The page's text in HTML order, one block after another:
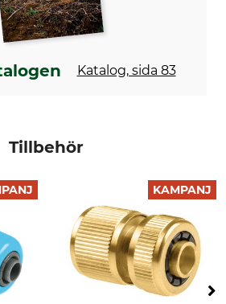
Katalog, sida 83
Tillbehör
KAMPANJ